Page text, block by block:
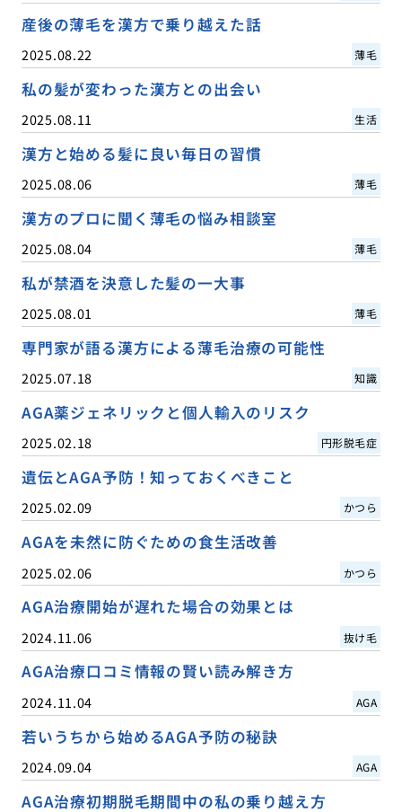
産後の薄毛を漢方で乗り越えた話
2025.08.22 薄毛
私の髪が変わった漢方との出会い
2025.08.11 生活
漢方と始める髪に良い毎日の習慣
2025.08.06 薄毛
漢方のプロに聞く薄毛の悩み相談室
2025.08.04 薄毛
私が禁酒を決意した髪の一大事
2025.08.01 薄毛
専門家が語る漢方による薄毛治療の可能性
2025.07.18 知識
AGA薬ジェネリックと個人輸入のリスク
2025.02.18 円形脱毛症
遺伝とAGA予防！知っておくべきこと
2025.02.09 かつら
AGAを未然に防ぐための食生活改善
2025.02.06 かつら
AGA治療開始が遅れた場合の効果とは
2024.11.06 抜け毛
AGA治療口コミ情報の賢い読み解き方
2024.11.04 AGA
若いうちから始めるAGA予防の秘訣
2024.09.04 AGA
AGA治療初期脱毛期間中の私の乗り越え方